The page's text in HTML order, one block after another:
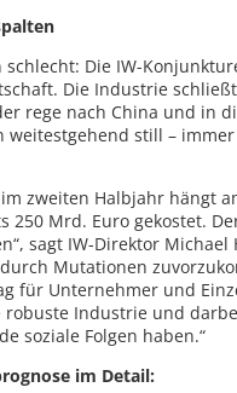
Die IW-
Die Industrie
rege nach China und in
weitestgehend still –
zweiten Halbjahr hängt
250 Mrd. Euro gekostet.
sagt IW-Direktor Michael
Mutationen
für Unternehmer und
Industrie und
soziale Folgen haben.“
im Detail: